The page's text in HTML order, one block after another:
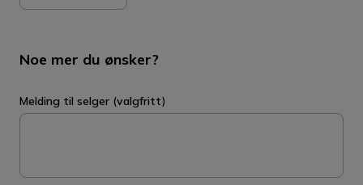
Noe mer du ønsker?
Melding til selger (valgfritt)